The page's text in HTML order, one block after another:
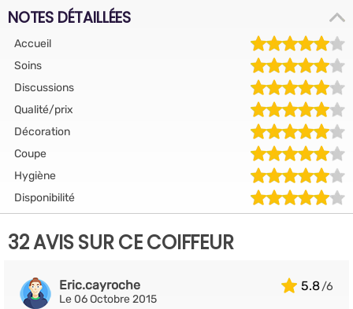
NOTES DÉTAILLÉES
Accueil
Soins
Discussions
Qualité/prix
Décoration
Coupe
Hygiène
Disponibilité
32 AVIS SUR CE COIFFEUR
5.8
Eric.cayroche
Le 06 Octobre 2015